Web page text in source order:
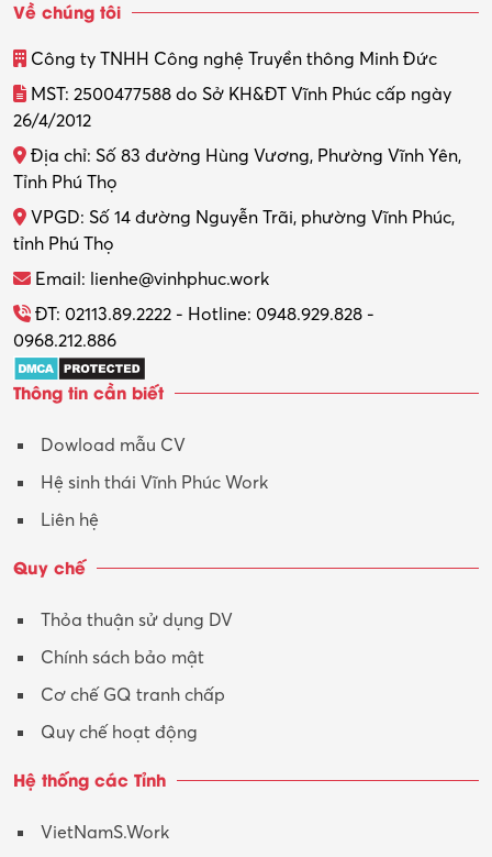
Về chúng tôi
Công ty TNHH Công nghệ Truyền thông Minh Đức
MST: 2500477588 do Sở KH&ĐT Vĩnh Phúc cấp ngày
26/4/2012
Địa chỉ: Số 83 đường Hùng Vương, Phường Vĩnh Yên,
Tỉnh Phú Thọ
VPGD: Số 14 đường Nguyễn Trãi, phường Vĩnh Phúc,
tỉnh Phú Thọ
Email: lienhe@vinhphuc.work
ĐT: 02113.89.2222 - Hotline: 0948.929.828 -
0968.212.886
Thông tin cần biết
Dowload mẫu CV
Hệ sinh thái Vĩnh Phúc Work
Liên hệ
Quy chế
Thỏa thuận sử dụng DV
Chính sách bảo mật
Cơ chế GQ tranh chấp
Quy chế hoạt động
Hệ thống các Tỉnh
VietNamS.Work